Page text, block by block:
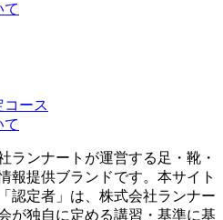
て
ース
て
ランナートが運営する足・靴・
報提供ブランドです。本サイト
認定者」は、株式会社ランナー
が独自に定める講習・基準に基